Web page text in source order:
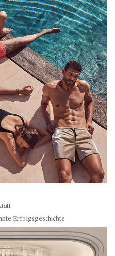
Jott
Erfolgsgeschichte